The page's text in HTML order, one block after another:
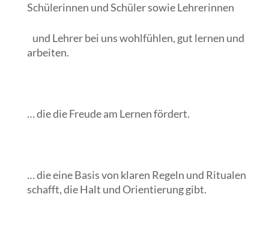
Schülerinnen und Schüler sowie Lehrerinnen
und Lehrer bei uns wohlfühlen, gut lernen und
arbeiten.
… die die Freude am Lernen fördert.
… die eine Basis von klaren Regeln und Ritualen
schafft, die Halt und Orientierung gibt.